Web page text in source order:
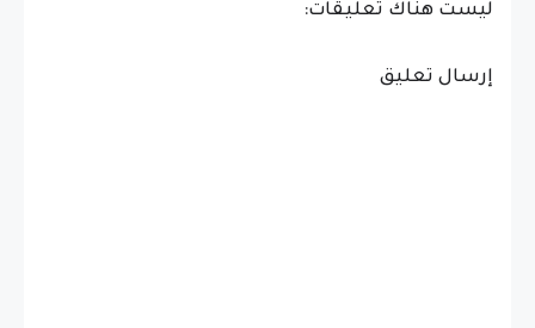
ليست هناك تعليقات:
إرسال تعليق